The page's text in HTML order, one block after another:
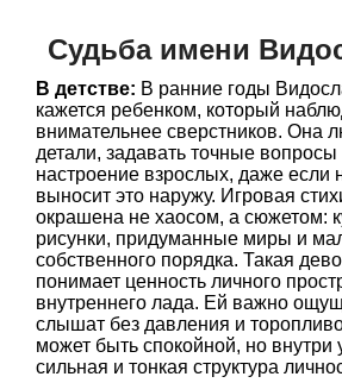
Судьба имени
В детстве: В ранние годы
кажется ребенком, который
внимательнее сверстников. Она
детали, задавать точные вопросы
настроение взрослых, даже если
выносит это наружу. Игровая
окрашена не хаосом, а сюжетом:
рисунки, придуманные миры и
собственного порядка. Такая
понимает ценность личного
внутреннего лада. Ей важно
слышат без давления и
может быть спокойной, но внутри
сильная и тонкая структура